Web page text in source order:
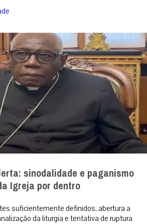
sinodalidade e paganismo
Igreja por dentro
suficientemente definidos, abertura a
da liturgia e tentativa de ruptura